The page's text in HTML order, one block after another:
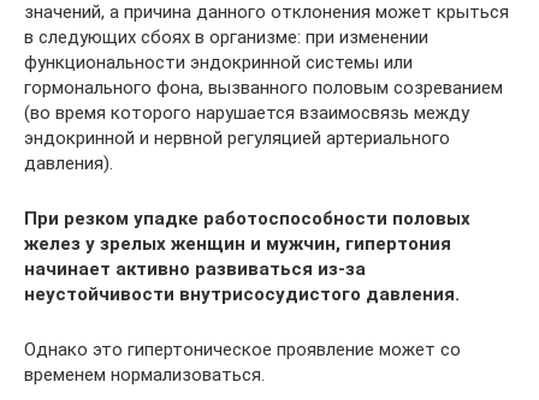
значений, а причина данного отклонения может крыться
в следующих сбоях в организме: при изменении
функциональности эндокринной системы или
гормонального фона, вызванного половым созреванием
(во время которого нарушается взаимосвязь между
эндокринной и нервной регуляцией артериального
давления).
При резком упадке работоспособности половых
желез у зрелых женщин и мужчин, гипертония
начинает активно развиваться из-за
неустойчивости внутрисосудистого давления.
Однако это гипертоническое проявление может со
временем нормализоваться.